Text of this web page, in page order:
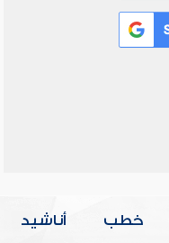
خطب
أناشيد